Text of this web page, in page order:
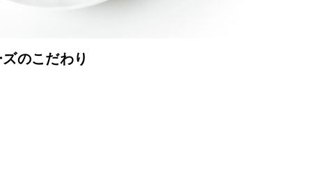
のこだわり